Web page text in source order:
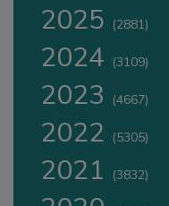
2025 (2881)
2024 (3109)
2023 (4667)
2022 (5305)
2021 (3832)